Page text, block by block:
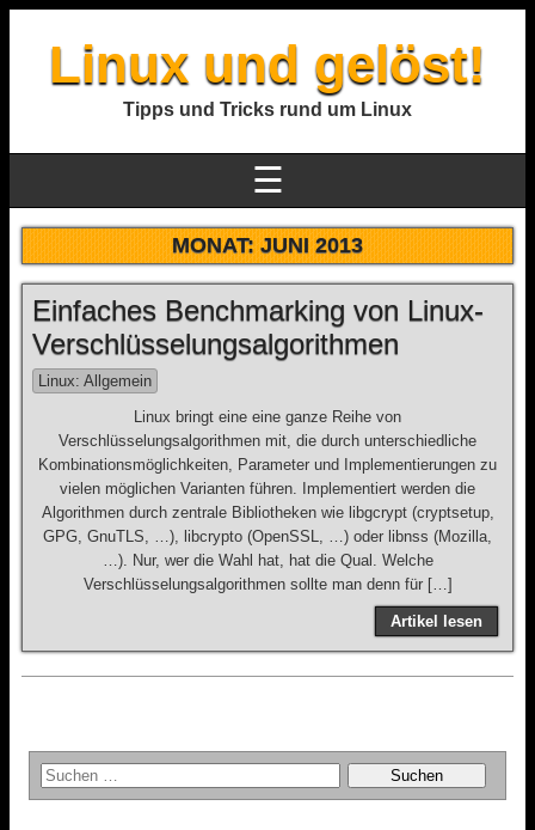
Linux und gelöst!
Tipps und Tricks rund um Linux
☰
MONAT:JUNI 2013
Einfaches Benchmarking von Linux-
Verschlüsselungsalgorithmen
Linux: Allgemein
Linux bringt eine eine ganze Reihe von
Verschlüsselungsalgorithmen mit, die durch unterschiedliche
Kombinationsmöglichkeiten, Parameter und Implementierungen zu
vielen möglichen Varianten führen. Implementiert werden die
Algorithmen durch zentrale Bibliotheken wie libgcrypt (cryptsetup,
GPG, GnuTLS, …), libcrypto (OpenSSL, …) oder libnss (Mozilla,
…). Nur, wer die Wahl hat, hat die Qual. Welche
Verschlüsselungsalgorithmen sollte man denn für […]
Artikel lesen